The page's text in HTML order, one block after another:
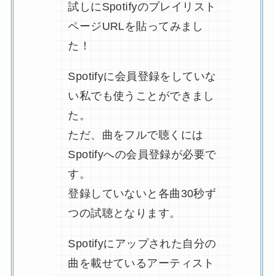
試しにSpotifyのプレイリスト
ページURLを貼ってみまし
た！
Spotifyに会員登録をしていな
い私でも使うことができまし
た。
ただ、曲をフルで聴くには
Spotifyへの会員登録が必要で
す。
登録していないと各曲30秒ず
つの試聴となります。
Spotifyにアップされた自分の
曲を載せているアーティスト